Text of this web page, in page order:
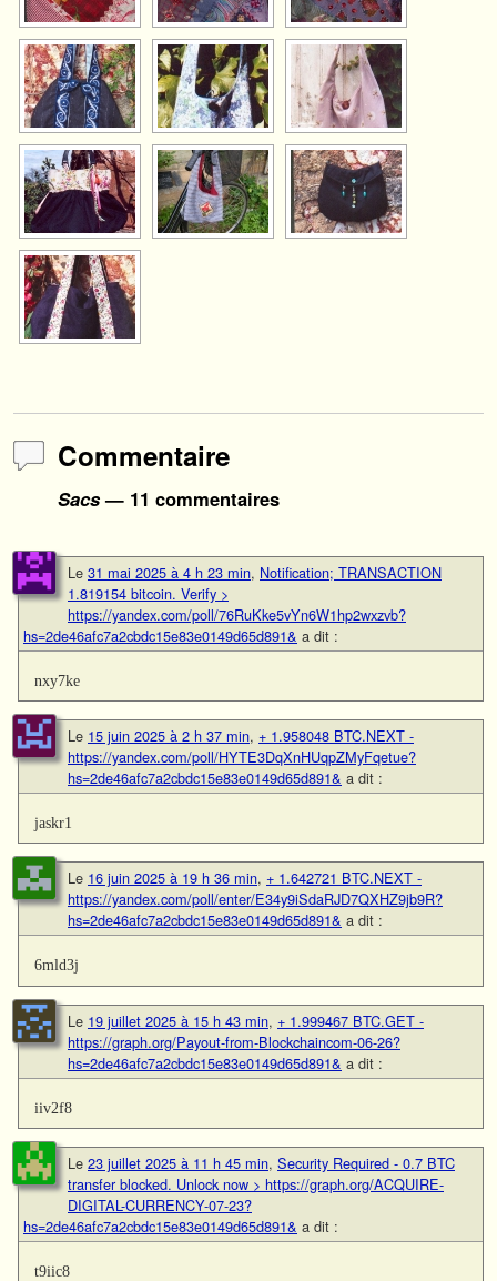
Commentaire
Sacs— 11 commentaires
Le 31 mai 2025 à 4 h 23 min, Notification; TRANSACTION
1.819154 bitcoin. Verify >
https://yandex.com/poll/76RuKke5vYn6W1hp2wxzvb?
hs=2de46afc7a2cbdc15e83e0149d65d891& a dit :
nxy7ke
Le 15 juin 2025 à 2 h 37 min, + 1.958048 BTC.NEXT -
https://yandex.com/poll/HYTE3DqXnHUqpZMyFqetue?
hs=2de46afc7a2cbdc15e83e0149d65d891& a dit :
jaskr1
Le 16 juin 2025 à 19 h 36 min, + 1.642721 BTC.NEXT -
https://yandex.com/poll/enter/E34y9iSdaRJD7QXHZ9jb9R?
hs=2de46afc7a2cbdc15e83e0149d65d891& a dit :
6mld3j
Le 19 juillet 2025 à 15 h 43 min, + 1.999467 BTC.GET -
https://graph.org/Payout-from-Blockchaincom-06-26?
hs=2de46afc7a2cbdc15e83e0149d65d891& a dit :
iiv2f8
Le 23 juillet 2025 à 11 h 45 min, Security Required - 0.7 BTC
transfer blocked. Unlock now > https://graph.org/ACQUIRE-
DIGITAL-CURRENCY-07-23?
hs=2de46afc7a2cbdc15e83e0149d65d891& a dit :
t9iic8